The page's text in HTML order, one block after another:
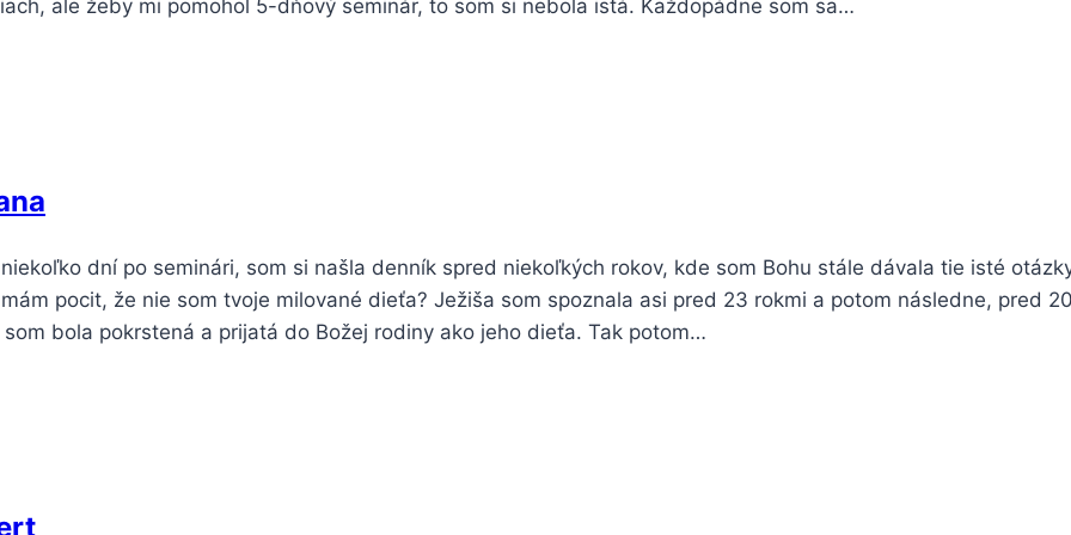
ale žeby mi pomohol 5-dňový seminár, to som si nebola istá. Každopádne som sa…
dní po seminári, som si našla denník spred niekoľkých rokov, kde som Bohu stále dávala tie isté
pocit, že nie som tvoje milované dieťa? Ježiša som spoznala asi pred 23 rokmi a potom následne, pred
som bola pokrstená a prijatá do Božej rodiny ako jeho dieťa. Tak potom…